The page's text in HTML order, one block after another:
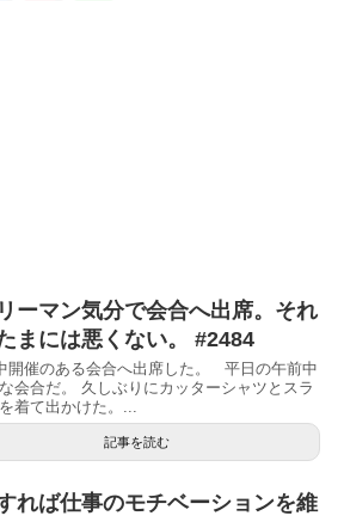
ーマン気分で会合へ出席。それ
まには悪くない。 #2484
開催のある会合へ出席した。 平日の午前中
会合だ。 久しぶりにカッターシャツとスラ
着て出かけた。...
記事を読む
れば仕事のモチベーションを維